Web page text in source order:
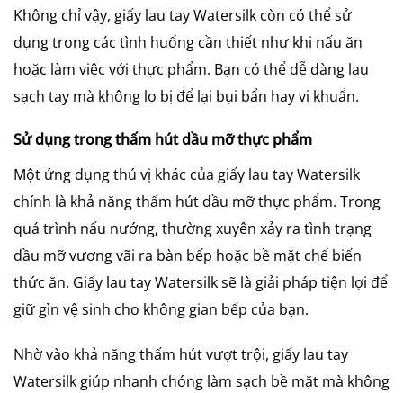
Không chỉ vậy, giấy lau tay Watersilk còn có thể sử
dụng trong các tình huống cần thiết như khi nấu ăn
hoặc làm việc với thực phẩm. Bạn có thể dễ dàng lau
sạch tay mà không lo bị để lại bụi bẩn hay vi khuẩn.
Sử dụng trong thấm hút dầu mỡ thực phẩm
Một ứng dụng thú vị khác của giấy lau tay Watersilk
chính là khả năng thấm hút dầu mỡ thực phẩm. Trong
quá trình nấu nướng, thường xuyên xảy ra tình trạng
dầu mỡ vương vãi ra bàn bếp hoặc bề mặt chế biến
thức ăn. Giấy lau tay Watersilk sẽ là giải pháp tiện lợi để
giữ gìn vệ sinh cho không gian bếp của bạn.
Nhờ vào khả năng thấm hút vượt trội, giấy lau tay
Watersilk giúp nhanh chóng làm sạch bề mặt mà không